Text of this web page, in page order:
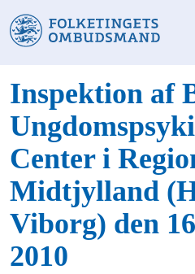
Inspektion af
Center i
Midtjylland
Viborg) den
2010